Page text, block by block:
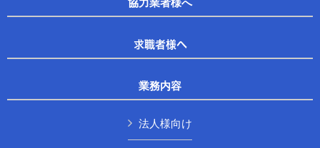
求職者様へ
業務内容
法人様向け